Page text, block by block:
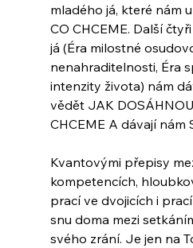
mladého já, které nám
CO CHCEME. Další
já (Éra milostné
nenahraditelnosti, Éra
intenzity života) nám
vědět JAK
CHCEME A dávají nám
Kvantovými přepisy
kompetencích,
prací ve dvojicích i
snu doma mezi
svého zrání. Je jen na